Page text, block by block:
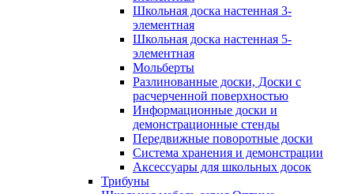
Школьная доска настенная 3-
элементная
Школьная доска настенная 5-
элементная
Мольберты
Разлинованные доски, Доски с
расчерченной поверхностью
Информационные доски и
демонстрационные стенды
Передвижные поворотные доски
Система хранения и демонстрации
Аксессуары для школьных досок
Трибуны